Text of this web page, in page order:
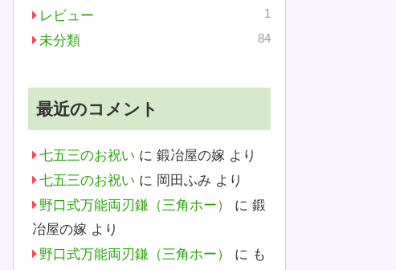
レビュー 1
未分類 84
最近のコメント
七五三のお祝い に 鍛冶屋の嫁 より
七五三のお祝い に 岡田ふみ より
野口式万能両刃鎌（三角ホー）
に 鍛
冶屋の嫁 より
野口式万能両刃鎌（三角ホー）
に も